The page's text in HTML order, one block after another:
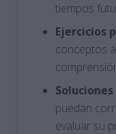
tiempos
Ejercicios
conceptos
Soluciones
puedan
evaluar su